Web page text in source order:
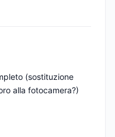
(sostituzione
alla fotocamera?)